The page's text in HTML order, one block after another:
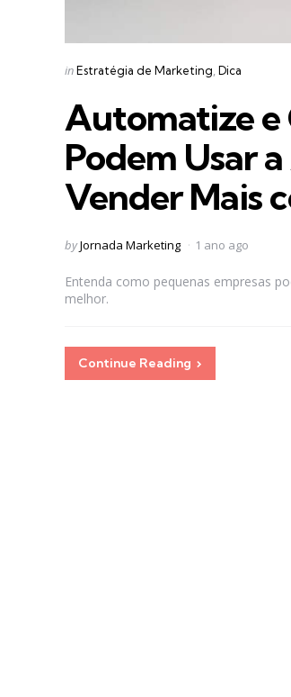
Categories
Posted
inEstratégia de Marketing Dica
Automatize e
Podem Usar
Vender Mais
Posted
byJornada Marketing 1 ano ago
Entenda como pequenas empresas
melhor.
Continue Reading